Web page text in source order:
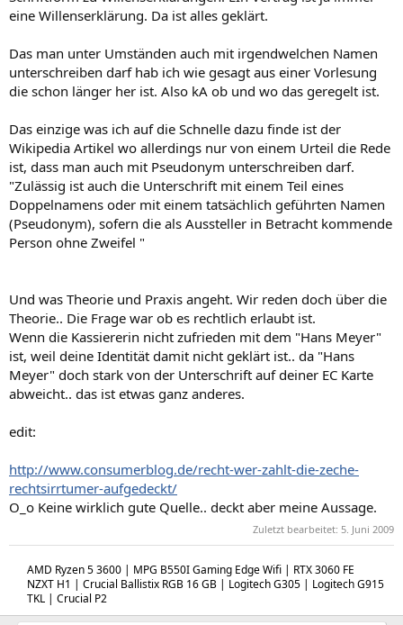
eine Willenserklärung. Da ist alles geklärt.
Das man unter Umständen auch mit irgendwelchen Namen
unterschreiben darf hab ich wie gesagt aus einer Vorlesung
die schon länger her ist. Also kA ob und wo das geregelt ist.
Das einzige was ich auf die Schnelle dazu finde ist der
Wikipedia Artikel wo allerdings nur von einem Urteil die Rede
ist, dass man auch mit Pseudonym unterschreiben darf.
"Zulässig ist auch die Unterschrift mit einem Teil eines
Doppelnamens oder mit einem tatsächlich geführten Namen
(Pseudonym), sofern die als Aussteller in Betracht kommende
Person ohne Zweifel "
Und was Theorie und Praxis angeht. Wir reden doch über die
Theorie.. Die Frage war ob es rechtlich erlaubt ist.
Wenn die Kassiererin nicht zufrieden mit dem "Hans Meyer"
ist, weil deine Identität damit nicht geklärt ist.. da "Hans
Meyer" doch stark von der Unterschrift auf deiner EC Karte
abweicht.. das ist etwas ganz anderes.
edit:
http://www.consumerblog.de/recht-wer-zahlt-die-zeche-
rechtsirrtumer-aufgedeckt/
O_o Keine wirklich gute Quelle.. deckt aber meine Aussage.
Zuletzt bearbeitet: 5. Juni 2009
AMD Ryzen 5 3600 | MPG B550I Gaming Edge Wifi | RTX 3060 FE
NZXT H1 | Crucial Ballistix RGB 16 GB | Logitech G305 | Logitech G915
TKL | Crucial P2